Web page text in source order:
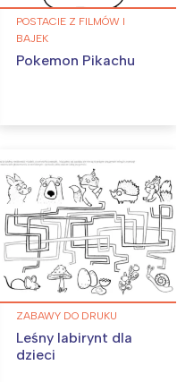
POSTACIE Z FILMÓW I
BAJEK
Pokemon Pikachu
ZABAWY DO DRUKU
Leśny labirynt dla
dzieci